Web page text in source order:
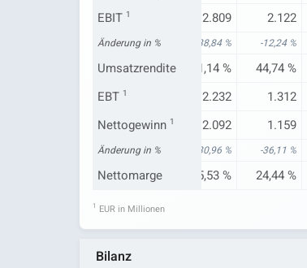
EBIT 1
752 2.809 2.122
Änderung in %
138,98 % 13,71 % 238,84 % -12,24 %
Umsatzrendite
9,88 % 44,16 % 61,14 % 44,74 %
EBT 1
-548 2.232 1.312
Nettogewinn 1
-2.357 1.922 2.092 1.159
Änderung in %
-483,25 % 20,28 % 430,96 % -36,11 %
Nettomarge
-30,97 % 28,99 % 45,53 % 24,44 %
1 EUR in Millionen
Bilanz